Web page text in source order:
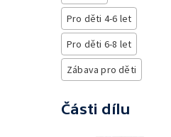
Pro děti 4-6 let
Pro děti 6-8 let
Zábava pro děti
Části dílu